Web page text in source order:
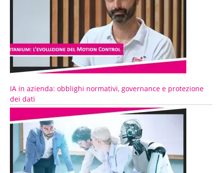
IA in azienda: obblighi normativi, governance e protezione
dei dati